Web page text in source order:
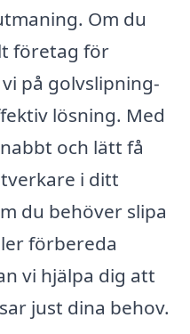
Om du
företag för
på golvslipning-
lösning. Med
och lätt få
i ditt
du behöver slipa
förbereda
vi hjälpa dig att
just dina behov.